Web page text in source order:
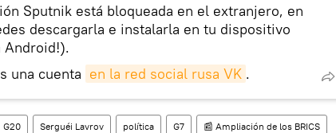
Sputnik está bloqueada en el extranjero, en
descargarla e instalarla en tu dispositivo
Android!).
una cuenta en la red social rusa VK .
G20 Serguéi Lavrov política G7 📰 Ampliación de los BRICS